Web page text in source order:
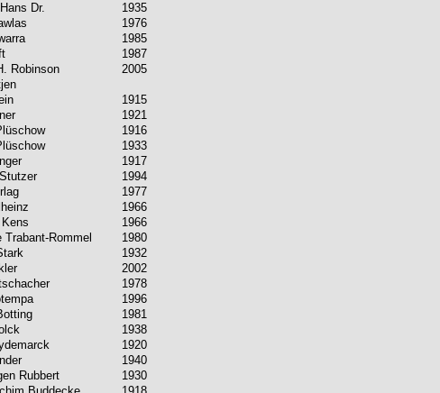
Dr.
1935
1976
1985
1987
Robinson
2005
1915
1921
1916
1933
1917
1994
1977
1966
1966
Trabant-Rommel
1980
1932
2002
1978
1996
1981
1938
1920
1940
Rubbert
1930